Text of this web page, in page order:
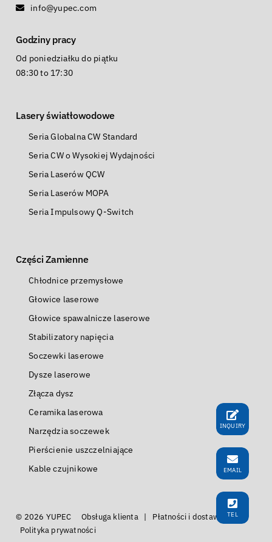
info@yupec.com
Godziny pracy
Od poniedziałku do piątku
08:30 to 17:30
Lasery światłowodowe
Seria Globalna CW Standard
Seria CW o Wysokiej Wydajności
Seria Laserów QCW
Seria Laserów MOPA
Seria Impulsowy Q-Switch
Części Zamienne
Chłodnice przemysłowe
Głowice laserowe
Głowice spawalnicze laserowe
Stabilizatory napięcia
Soczewki laserowe
Dysze laserowe
Złącza dysz
Ceramika laserowa
Narzędzia soczewek
Pierścienie uszczelniające
Kable czujnikowe
© 2026 YUPEC Obsługa klienta| Płatności i dostawa
|
Polityka prywatności
INQUIRY
EMAIL
TEL